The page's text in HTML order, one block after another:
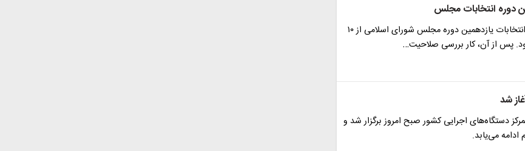
دوره انتخابات مجلس
ثبت‌نام از داوطلبان انتخابات یازدهمین دوره مجلس شورای اسلامی از ۱۰
شد
دستگاه‌های اجرایی کشور صبح امروز برگزار شد و
ادامه می‌یابد.